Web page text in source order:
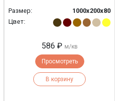
Размер:
1000х200х80
Цвет:
586 ₽ м/кв
Просмотреть
В корзину